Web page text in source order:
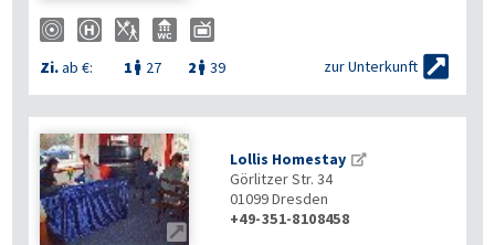
Zi.ab €: 1  27 2  39 zur Unterkunft 

Lollis Homestay
Görlitzer Str. 34
01099Dresden
+49-351-8108458